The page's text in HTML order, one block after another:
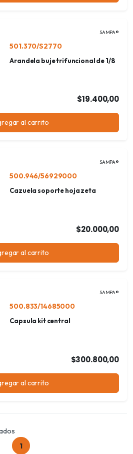
SAMPA®
501.370/S2770
Arandela buje trifuncional de 1/8
$19.400,00
al carrito
SAMPA®
500.946/56929000
Cazuela soporte hoja zeta
$20.000,00
al carrito
SAMPA®
500.833/14685000
Capsula kit central
$300.800,00
al carrito
1